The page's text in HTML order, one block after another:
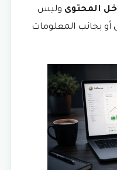
المحتوى وليس
بجانب المعلومات